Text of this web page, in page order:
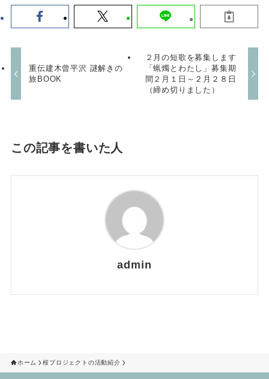
重伝建木曾平沢 謎解きの
旅BOOK
２月の短歌を募集します
「蝋燭とわたし」募集期
間２月１日～２月２８日
（締め切りました）
この記事を書いた人
admin
ホーム 桜プロジェクトの活動紹介